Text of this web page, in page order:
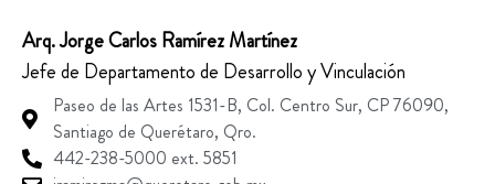
Arq. Jorge Carlos Ramírez Martínez
Jefe de Departamento de Desarrollo y Vinculación
Paseo de las Artes 1531-B, Col. Centro Sur, CP 76090,
Santiago de Querétaro, Qro.
442-238-5000 ext. 5851